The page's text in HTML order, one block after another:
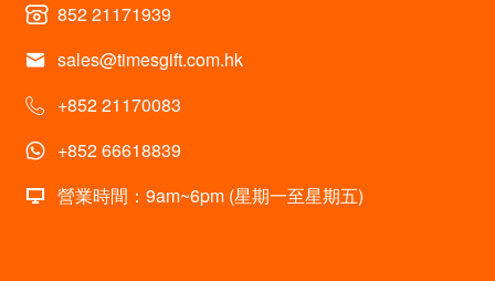
852 21171939
sales@timesgift.com.hk
+852 21170083
+852 66618839
營業時間：9am~6pm (星期一至星期五)